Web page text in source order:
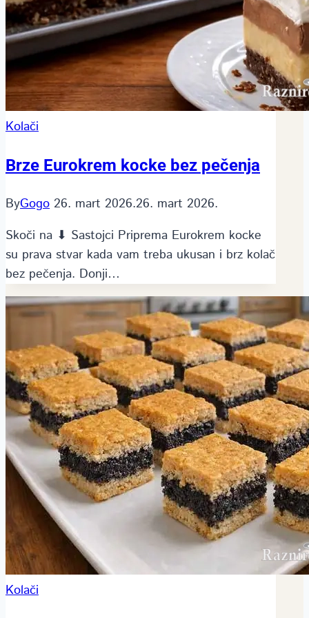
Kolači
Brze Eurokrem kocke bez pečenja
ByGogo 26. mart 2026.26. mart 2026.
Skoči na ⬇ Sastojci Priprema Eurokrem kocke
su prava stvar kada vam treba ukusan i brz kolač
bez pečenja. Donji…
Kolači